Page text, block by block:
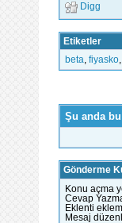
Digg
Etiketler
beta fiyasko
Şu anda
Gönderme
Konu açma
Cevap
Eklenti
Mesaj